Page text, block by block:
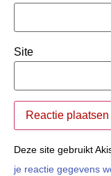
Site
Deze site gebruikt
je reactie gegevens